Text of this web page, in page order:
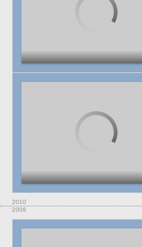
2010
2009